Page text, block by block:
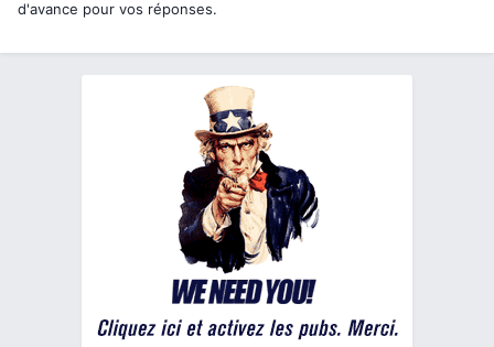
d'avance pour vos réponses.